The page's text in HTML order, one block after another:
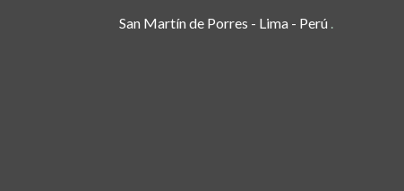
San Martín de Porres - Lima - Perú .